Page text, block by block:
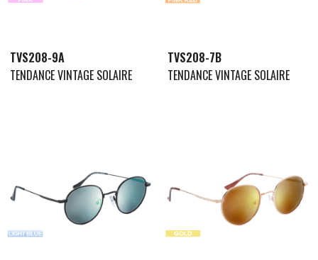
TVS208-9A
TENDANCE VINTAGE SOLAIRE
TVS208-7B
TENDANCE VINTAGE SOLAIRE